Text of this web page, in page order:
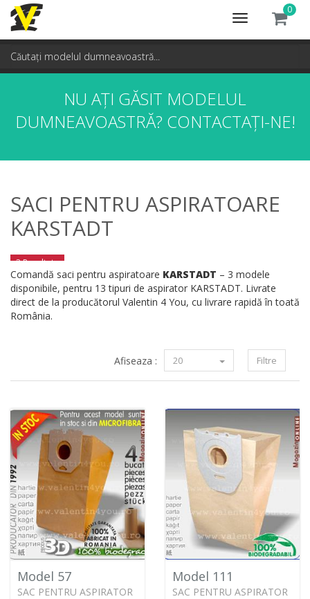
Toggle
navigation
0
NU AȚI GĂSIT MODELUL
DUMNEAVOASTRĂ? CONTACTAȚI-NE!
SACI PENTRU ASPIRATOARE
KARSTADT
3 Rezultate
Comandă saci pentru aspiratoare KARSTADT – 3 modele
disponibile, pentru 13 tipuri de aspirator KARSTADT. Livrate
direct de la producătorul Valentin 4 You, cu livrare rapidă în toată
România.
Filtre
Afiseaza : 20
Model 57
SAC PENTRU ASPIRATOR
Model 111
SAC PENTRU ASPIRATOR